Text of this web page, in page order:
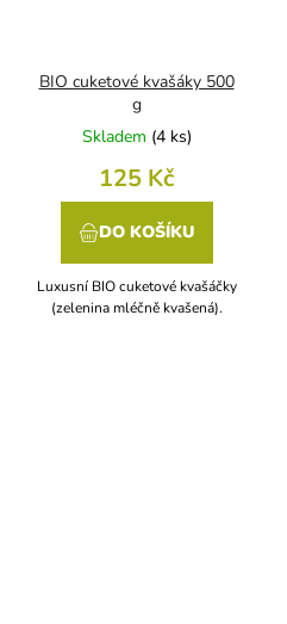
BIO cuketové kvašáky 500
g
Skladem (4 ks)
125 Kč
DO KOŠÍKU
Luxusní BIO cuketové kvašáčky
(zelenina mléčně kvašená).